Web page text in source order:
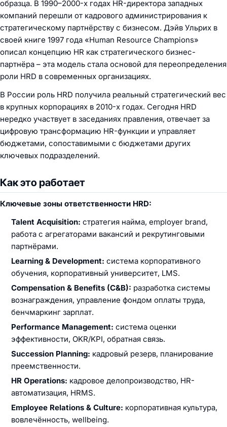
образца. В 1990–2000-х годах HR-директора западных
компаний перешли от кадрового администрирования к
стратегическому партнёрству с бизнесом. Дэйв Ульрих в
своей книге 1997 года «Human Resource Champions»
описал концепцию HR как стратегического бизнес-
партнёра – эта модель стала основой для переопределения
роли HRD в современных организациях.
В России роль HRD получила реальный стратегический вес
в крупных корпорациях в 2010-х годах. Сегодня HRD
нередко участвует в заседаниях правления, отвечает за
цифровую трансформацию HR-функции и управляет
бюджетами, сопоставимыми с бюджетами других
ключевых подразделений.
Как это работает
Ключевые зоны ответственности HRD:
Talent Acquisition: стратегия найма, employer brand,
работа с агрегаторами вакансий и рекрутинговыми
партнёрами.
Learning & Development: система корпоративного
обучения, корпоративный университет, LMS.
Compensation & Benefits (C&B): разработка системы
вознаграждения, управление фондом оплаты труда,
бенчмаркинг зарплат.
Performance Management: система оценки
эффективности, OKR/KPI, обратная связь.
Succession Planning: кадровый резерв, планирование
преемственности.
HR Operations: кадровое делопроизводство, HR-
автоматизация, HRMS.
Employee Relations & Culture: корпоративная культура,
вовлечённость, wellbeing.